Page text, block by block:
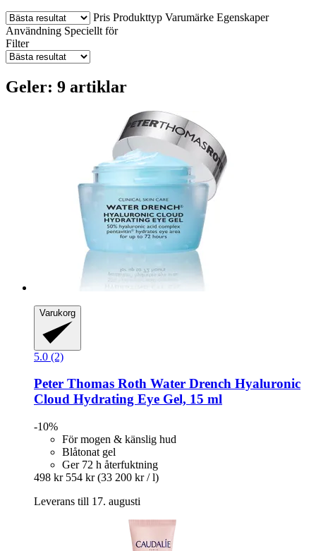
Pris Produkttyp Varumärke Egenskaper
Användning Speciellt för
Filter
Geler: 9 artiklar
Varukorg
5.0 (2)
Peter Thomas Roth Water Drench​ Hyaluronic
Cloud Hydrating Eye Gel, 15 ml
-10%
För mogen & känslig hud
Blåtonat gel
Ger 72 h återfuktning
498 kr 554 kr (33 200 kr / l)
Leverans till 17. augusti